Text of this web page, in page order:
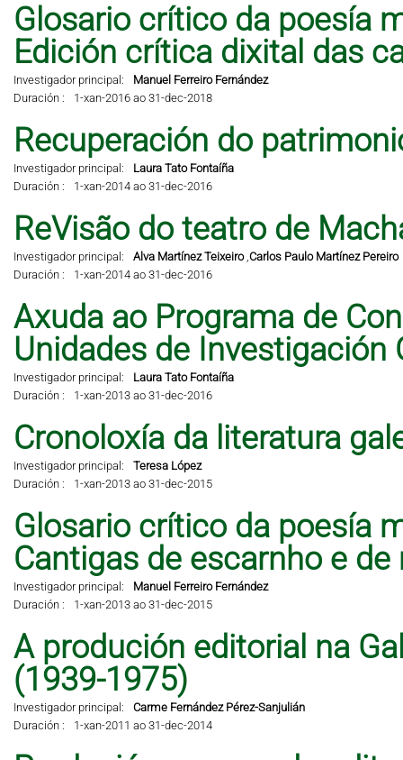
Glosario crítico da poesía
Edición crítica dixital das
Investigador principal:
Manuel Ferreiro Fernández
Duración :
1-xan-2016 ao 31-dec-2018
Recuperación do
Investigador principal:
Laura Tato Fontaíña
Duración :
1-xan-2014 ao 31-dec-2016
ReVisão do teatro de
Investigador principal: Alva Martínez Teixeiro,Carlos Paulo Martínez Pereiro
Duración :
1-xan-2014 ao 31-dec-2016
Axuda ao Programa de
Unidades de Investigación
Investigador principal:
Laura Tato Fontaíña
Duración :
1-xan-2013 ao 31-dec-2016
Cronoloxía da literatura
Investigador principal:
Teresa López
Duración :
1-xan-2013 ao 31-dec-2015
Glosario crítico da poesía
Cantigas de escarnho e de
Investigador principal:
Manuel Ferreiro Fernández
Duración :
1-xan-2013 ao 31-dec-2015
A produción editorial na
(1939-1975)
Investigador principal:
Carme Fernández Pérez-Sanjulián
Duración :
1-xan-2011 ao 31-dec-2014